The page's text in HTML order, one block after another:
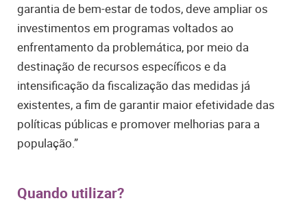
garantia de bem-estar de todos, deve ampliar os
investimentos em programas voltados ao
enfrentamento da problemática, por meio da
destinação de recursos específicos e da
intensificação da fiscalização das medidas já
existentes, a fim de garantir maior efetividade das
políticas públicas e promover melhorias para a
população.”
Quando utilizar?